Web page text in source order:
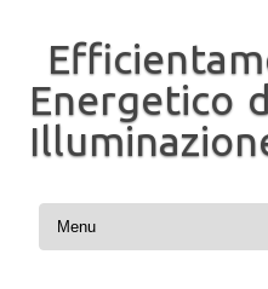
Energetico
Vai al contenuto